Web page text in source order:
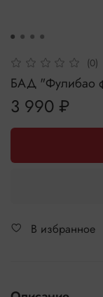
(0)
БАД "Фулибао
3 990 ₽
В избранное